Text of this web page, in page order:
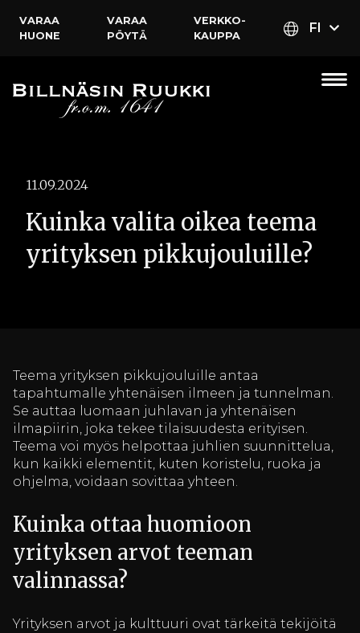
VARAA
HUONE
VARAA
PÖYTÄ
VERKKO­
KAUPPA
FI
11.09.2024
Kuinka valita oikea teema
yrityksen pikkujouluille?
Teema yrityksen pikkujouluille antaa
tapahtumalle yhtenäisen ilmeen ja tunnelman.
Se auttaa luomaan juhlavan ja yhtenäisen
ilmapiirin, joka tekee tilaisuudesta erityisen.
Teema voi myös helpottaa juhlien suunnittelua,
kun kaikki elementit, kuten koristelu, ruoka ja
ohjelma, voidaan sovittaa yhteen.
Kuinka ottaa huomioon
yrityksen arvot teeman
valinnassa?
Yrityksen arvot ja kulttuuri ovat tärkeitä tekijöitä